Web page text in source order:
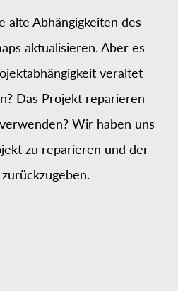
Abhängigkeiten des
aktualisieren. Aber es
veraltet
Das Projekt reparieren
Wir haben uns
zu reparieren und der